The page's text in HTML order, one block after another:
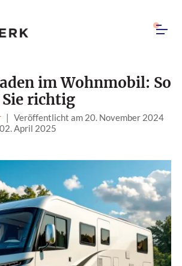
im Wohnmobil: So
richtig
| Veröffentlicht am 20. November 2024
April 2025